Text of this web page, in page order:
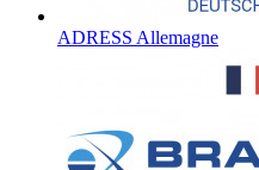
ADRESS Allemagne